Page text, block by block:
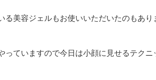
る美容ジェルもお使いいただいたのもあ
っていますので今日は小顔に見せるテクニ